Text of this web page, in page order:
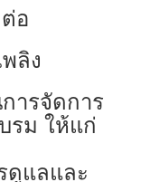
อ
ลิง
ารจัดการ
รม ให้แก่
แลและ